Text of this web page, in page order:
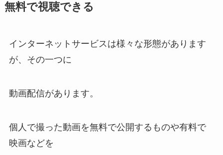
無料で視聴できる
インターネットサービスは様々な形態があります
が、その一つに
動画配信があります。
個人で撮った動画を無料で公開するものや有料で
映画などを